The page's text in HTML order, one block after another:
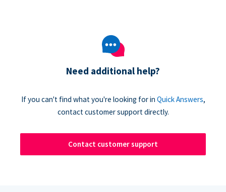
Need additional help?
If you can't find what you're looking for in Quick Answers,
contact customer support directly.
Contact customer support